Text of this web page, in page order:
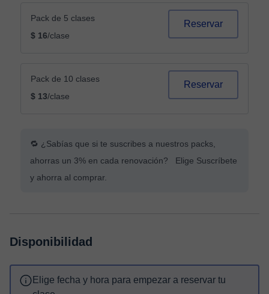
Pack de 5 clases
$ 16/clase
Reservar
Pack de 10 clases
$ 13/clase
Reservar
🔁 ¿Sabías que si te suscribes a nuestros packs,
ahorras un 3% en cada renovación? Elige Suscríbete
y ahorra al comprar.
Disponibilidad
Elige fecha y hora para empezar a reservar tu